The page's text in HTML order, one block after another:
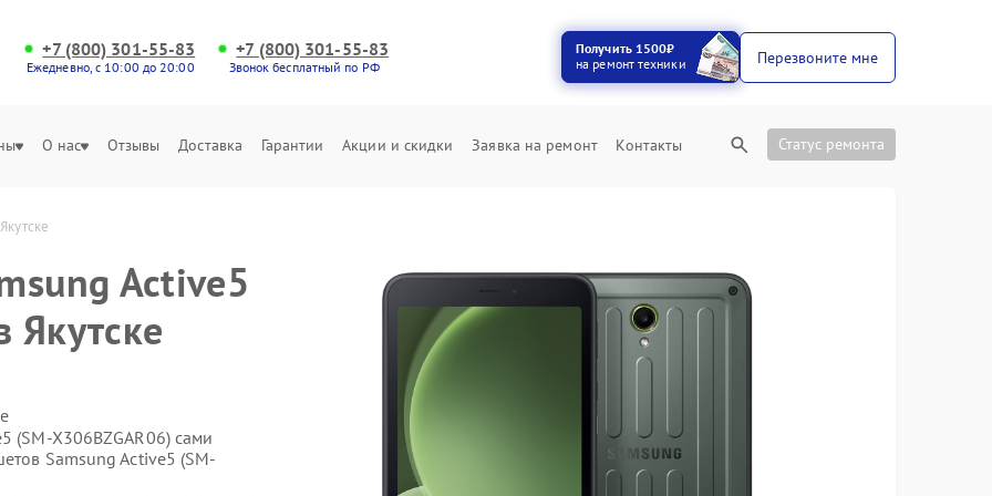
+7 (800) 301-55-83
Ежедневно, с 10:00 до 20:00
+7 (800) 301-55-83
Звонок бесплатный по РФ
Получить 1500₽
на ремонт техники
Перезвоните мне
О нас Отзывы Доставка Гарантии Акции и скидки Заявка на ремонт Контакты Статус ремонта
Active5
Якутске
(SM-X306BZGAR06) сами
Samsung Active5 (SM-